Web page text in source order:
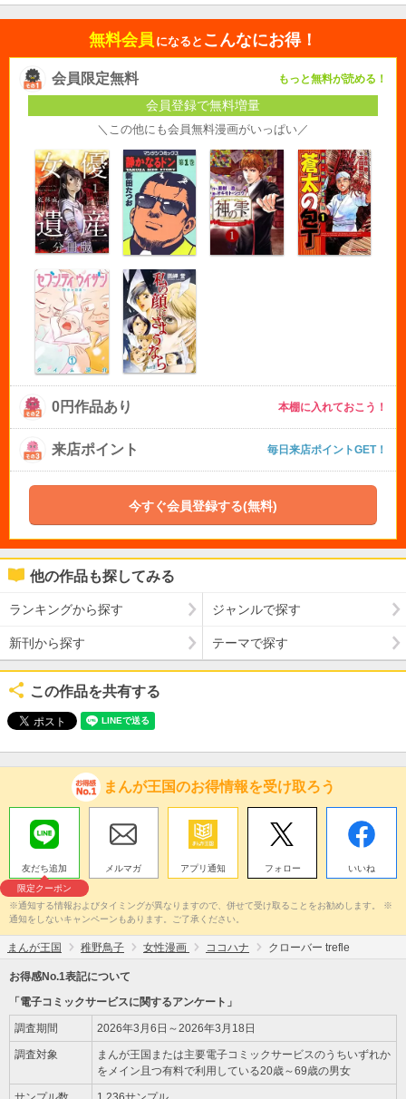
無料会員 になると こんなにお得！
会員限定無料 もっと無料が読める！
会員登録で無料増量
＼この他にも会員無料漫画がいっぱい／
0円作品あり 本棚に入れておこう！
来店ポイント 毎日来店ポイントGET！
今すぐ会員登録する(無料)
他の作品も探してみる
ランキングから探す ジャンルで探す
新刊から探す テーマで探す
この作品を共有する
まんが王国のお得情報を受け取ろう
友だち追加
限定クーポン
メルマガ アプリ通知 フォロー いいね
※通知する情報およびタイミングが異なりますので、併せて受け取ることをお勧めします。 ※
通知をしないキャンペーンもあります。ご了承ください。
まんが王国 稚野鳥子 女性漫画 ココハナ クローバー trefle
お得感No.1表記について
「電子コミックサービスに関するアンケート」
調査期間 2026年3月6日～2026年3月18日
調査対象
まんが王国または主要電子コミックサービスのうちいずれか
をメイン且つ有料で利用している20歳～69歳の男女